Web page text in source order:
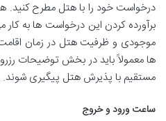
درخواست خود را با هتل مطرح کنید.
برآورده کردن این درخواست ها به کار
موجودی و ظرفیت هتل در زمان
ها معمولاً باید در بخش توضیحات
مستقیم با پذیرش هتل پیگیری شوند.
ساعت ورود و خروج